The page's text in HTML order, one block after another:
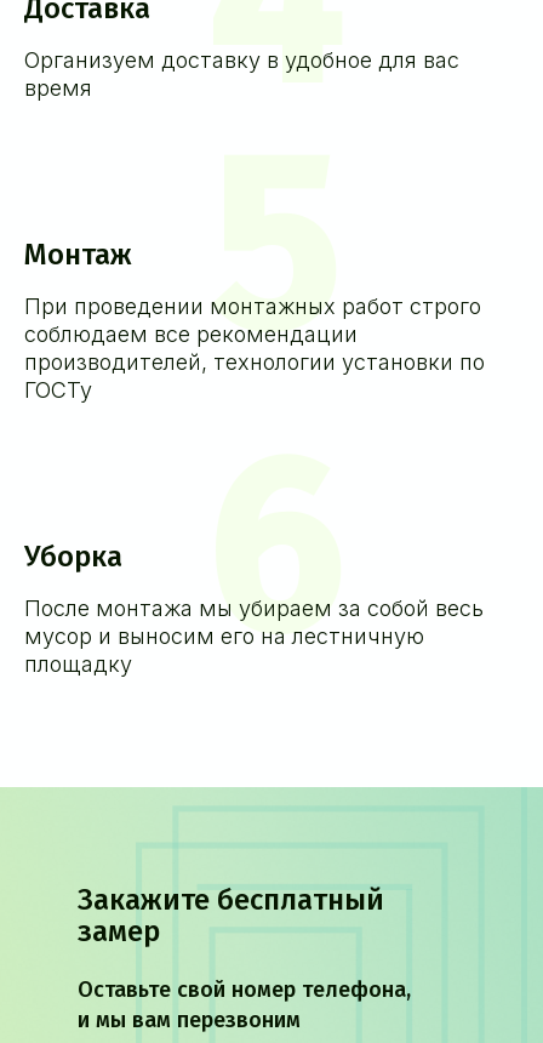
Доставка
Организуем доставку в удобное для вас
время
Монтаж
При проведении монтажных работ строго
соблюдаем все рекомендации
производителей, технологии установки по
ГОСТу
5
Уборка
После монтажа мы убираем за собой весь
мусор и выносим его на лестничную
площадку
6
Закажите бесплатный
замер
Оставьте свой номер телефона,
и мы вам перезвоним